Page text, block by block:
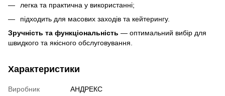
легка та практична у використанні;
підходить для масових заходів та кейтерингу.
Зручність та функціональність — оптимальний вибір для
швидкого та якісного обслуговування.
Характеристики
Виробник
АНДРЕКС